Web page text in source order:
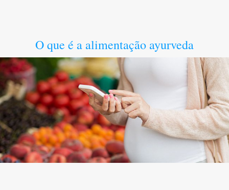
O que é a alimentação ayurveda